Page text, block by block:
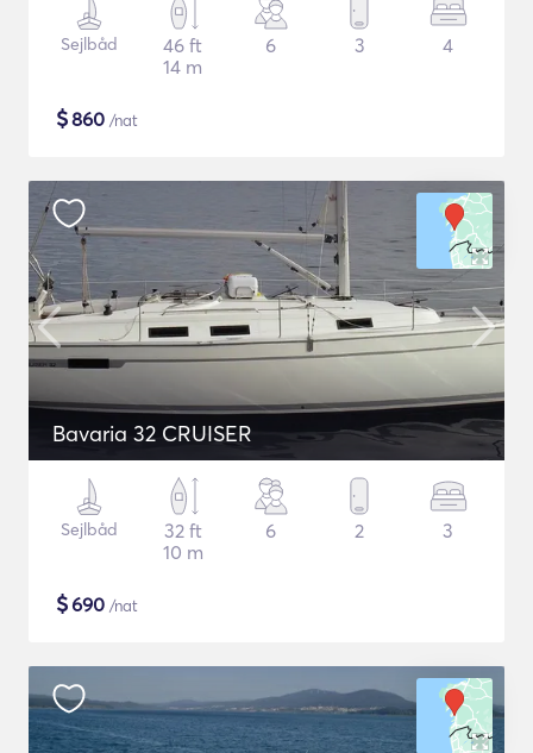
Sejlbåd
46 ft
14 m
6 3 4
$860 /nat
Bavaria 32 CRUISER
Sejlbåd
32 ft
10 m
6 2 3
$690 /nat